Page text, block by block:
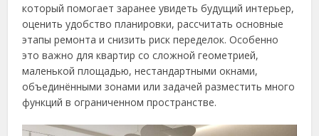
который помогает заранее увидеть будущий интерьер,
оценить удобство планировки, рассчитать основные
этапы ремонта и снизить риск переделок. Особенно
это важно для квартир со сложной геометрией,
маленькой площадью, нестандартными окнами,
объединёнными зонами или задачей разместить много
функций в ограниченном пространстве.